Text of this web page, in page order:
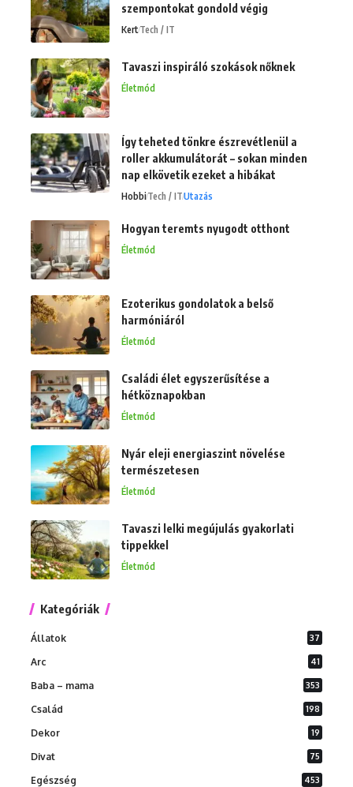
szempontokat gondold végig
KertTech / IT
Tavaszi inspiráló szokások nőknek
Életmód
Így teheted tönkre észrevétlenül a
roller akkumulátorát – sokan minden
nap elkövetik ezeket a hibákat
HobbiTech / ITUtazás
Hogyan teremts nyugodt otthont
Életmód
Ezoterikus gondolatok a belső
harmóniáról
Életmód
Családi élet egyszerűsítése a
hétköznapokban
Életmód
Nyár eleji energiaszint növelése
természetesen
Életmód
Tavaszi lelki megújulás gyakorlati
tippekkel
Életmód
Kategóriák
Állatok 37
Arc 41
Baba – mama 353
Család 198
Dekor 19
Divat 75
Egészség 453